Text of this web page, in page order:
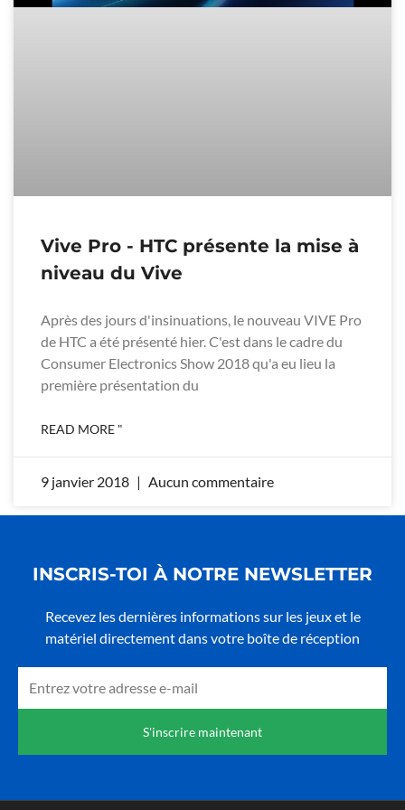
Vive Pro - HTC présente la mise à
niveau du Vive
Après des jours d'insinuations, le nouveau VIVE Pro
de HTC a été présenté hier. C'est dans le cadre du
Consumer Electronics Show 2018 qu'a eu lieu la
première présentation du
READ MORE "
9 janvier 2018 Aucun commentaire
INSCRIS-TOI À NOTRE NEWSLETTER
Recevez les dernières informations sur les jeux et le
matériel directement dans votre boîte de réception
S'inscrire maintenant